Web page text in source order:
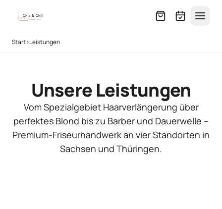
Start›Leistungen
Unsere Leistungen
Vom Spezialgebiet Haarverlängerung über
perfektes Blond bis zu Barber und Dauerwelle –
Premium-Friseurhandwerk an vier Standorten in
Sachsen und Thüringen.